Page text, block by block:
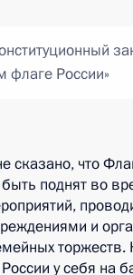
флаге России»
сказано, что
поднят во
и
торжеств.
у себя на